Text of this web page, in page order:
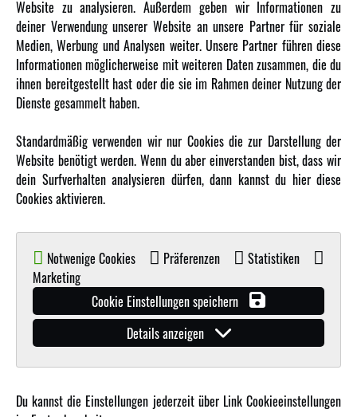
Karriere
Amewi Kataloge
MEHR VON AMEWI
Amewi Construction - Nutzfahrzeuge
Malinos - Die kreative Seite von Amewi
Werden Sie Amewi Händler
© Copyright 2019 - 2026 Amewi Trade GmbH - Alle Rechte vorbehalten |Impressum| Der
Website zu analysieren. Außerdem geben wir Informationen zu
deiner Verwendung unserer Website an unsere Partner für soziale
Medien, Werbung und Analysen weiter. Unsere Partner führen diese
Informationen möglicherweise mit weiteren Daten zusammen, die du
ihnen bereitgestellt hast oder die sie im Rahmen deiner Nutzung der
Dienste gesammelt haben.
Standardmäßig verwenden wir nur Cookies die zur Darstellung der
Website benötigt werden. Wenn du aber einverstanden bist, dass wir
dein Surfverhalten analysieren dürfen, dann kannst du hier diese
Cookies aktivieren.
Notwenige Cookies Präferenzen
Statistiken
Marketing
Cookie Einstellungen speichern
Details anzeigen
Du kannst die Einstellungen jederzeit über Link Cookieeinstellungen